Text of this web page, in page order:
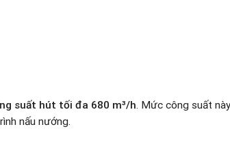
suất hút tối đa 680 m³/h . Mức công suất
nấu nướng.